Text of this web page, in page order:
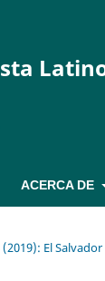
ACERCA DE
El Salvador